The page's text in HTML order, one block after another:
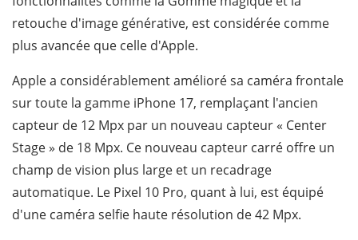
retouche d'image générative, est considérée comme
plus avancée que celle d'Apple.
Apple a considérablement amélioré sa caméra frontale
sur toute la gamme iPhone 17, remplaçant l'ancien
capteur de 12 Mpx par un nouveau capteur « Center
Stage » de 18 Mpx. Ce nouveau capteur carré offre un
champ de vision plus large et un recadrage
automatique. Le Pixel 10 Pro, quant à lui, est équipé
d'une caméra selfie haute résolution de 42 Mpx.